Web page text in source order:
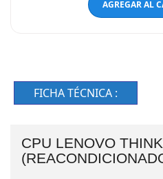
FICHA TÉCNICA :